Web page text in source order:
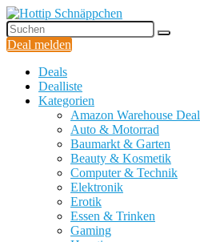
Deal melden
Deals
Dealliste
Kategorien
Amazon Warehouse Deal
Auto & Motorrad
Baumarkt & Garten
Beauty & Kosmetik
Computer & Technik
Elektronik
Erotik
Essen & Trinken
Gaming